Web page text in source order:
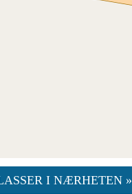
I NÆRHETEN »